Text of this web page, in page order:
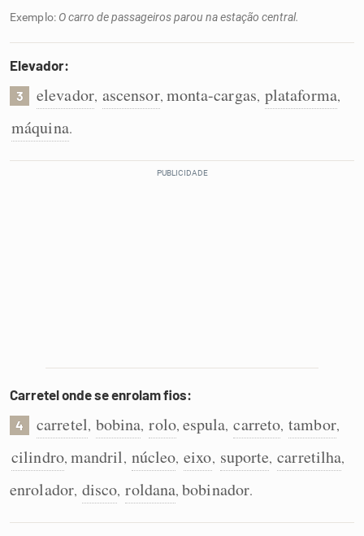
Exemplo: O carro de passageiros parou na estação central.
Elevador:
3 elevador, ascensor, monta-cargas, plataforma,
máquina.
Carretel onde se enrolam fios:
4 carretel, bobina, rolo, espula, carreto, tambor,
cilindro, mandril, núcleo, eixo, suporte, carretilha,
enrolador, disco, roldana,bobinador.